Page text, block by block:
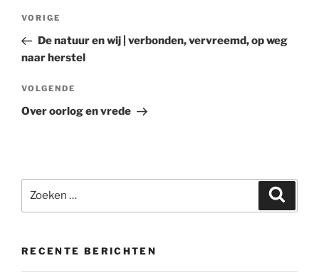
Bericht
Vorig
bericht
VORIGE
De natuur en wij | verbonden, vervreemd, op weg
naar herstel
Volgend
bericht
VOLGENDE
Over oorlog en vrede
naar:
RECENTE BERICHTEN